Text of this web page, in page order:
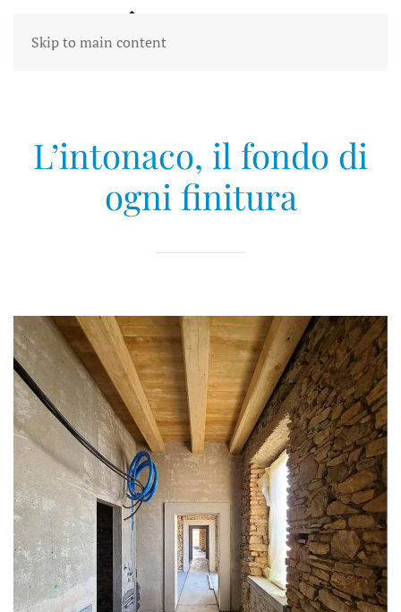
Skip to main content
L’intonaco, il fondo di
ogni finitura